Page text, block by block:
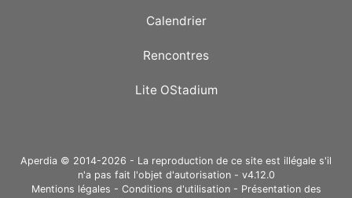
Calendrier
Rencontres
Lite OStadium
Aperdia © 2014-2026 - La reproduction de ce site est illégale s'il
n'a pas fait l'objet d'autorisation - v4.12.0
Mentions légales - Conditions d'utilisation- Présentation des